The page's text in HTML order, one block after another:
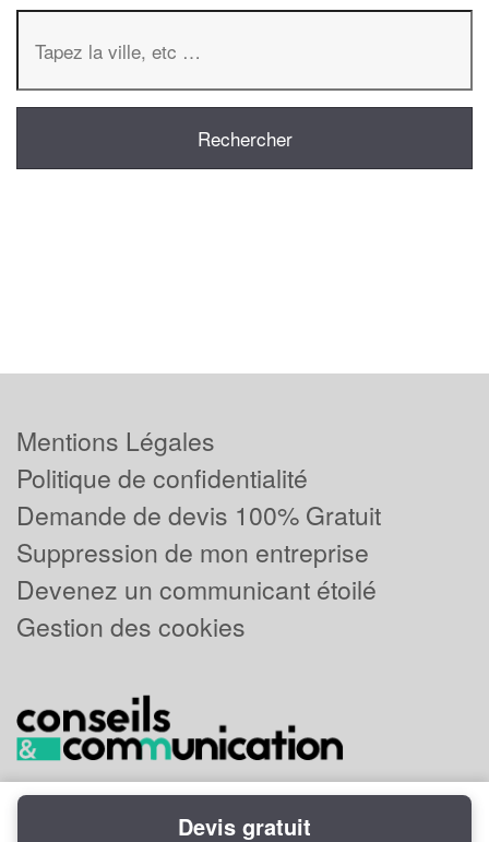
Mentions Légales
Politique de confidentialité
Demande de devis 100% Gratuit
Suppression de mon entreprise
Devenez un communicant étoilé
Gestion des cookies
Devis gratuit